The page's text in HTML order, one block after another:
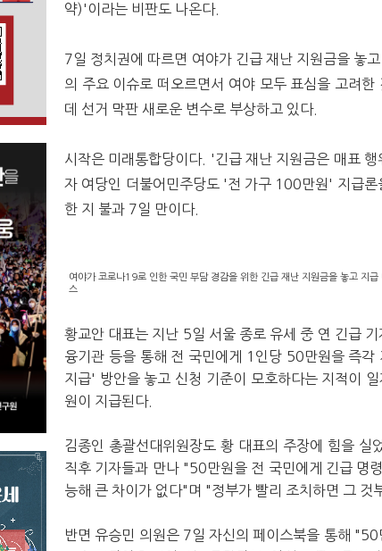
약)'이라는 비판도 나온다.
7일 정치권에 따르면 여야가 긴급 재난 지원금을 놓
의 주요 이슈로 떠오르면서 여야 모두 표심을 고려한
데 선거 막판 새로운 변수로 부상하고 있다.
시작은 미래통합당이다. '긴급 재난 지원금은 매표 행
자 여당인 더불어민주당도 '전 가구 100만원' 지급론
한 지 불과 7일 만이다.
여야가 코로나19로 인한 국민 부담 경감을 위한 긴급 재난 지원금을 놓고 지
스
황교안 대표는 지난 5일 서울 종로 유세 중 연 긴급
융기관 등을 통해 전 국민에게 1인당 50만원을 즉각
지급' 방안을 놓고 신청 기준이 모호하다는 지적이
원이 지급된다.
김종인 총괄선대위원장도 황 대표의 주장에 힘을 실
직후 기자들과 만나 "50만원을 전 국민에게 긴급 명
능해 큰 차이가 없다"며 "정부가 빨리 조치하면 그 것
반면 유승민 의원은 7일 자신의 페이스북을 통해